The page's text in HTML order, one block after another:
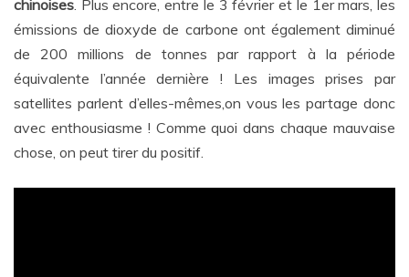
chinoises. Plus encore, entre le 3 février et le 1er mars, les
émissions de dioxyde de carbone ont également diminué
de 200 millions de tonnes par rapport à la période
équivalente l’année dernière ! Les images prises par
satellites parlent d’elles-mêmes,on vous les partage donc
avec enthousiasme ! Comme quoi dans chaque mauvaise
chose, on peut tirer du positif.